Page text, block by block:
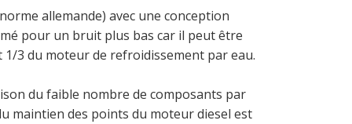
allemande) avec une conception
pour un bruit plus bas car il peut être
3 du moteur de refroidissement par eau.
du faible nombre de composants par
maintien des points du moteur diesel est